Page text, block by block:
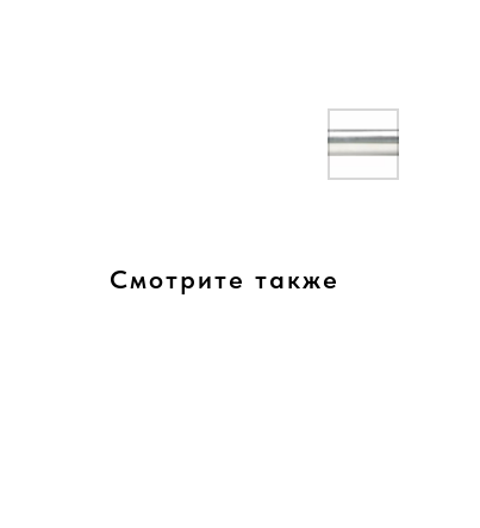
Смотрите также